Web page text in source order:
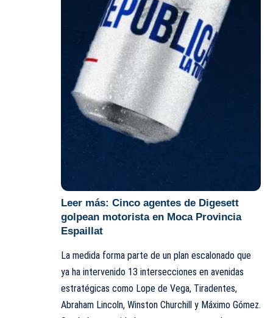
Leer más: Cinco agentes de Digesett
golpean motorista en Moca Provincia
Espaillat
La medida forma parte de un plan escalonado que
ya ha intervenido 13 intersecciones en avenidas
estratégicas como Lope de Vega, Tiradentes,
Abraham Lincoln, Winston Churchill y Máximo Gómez.